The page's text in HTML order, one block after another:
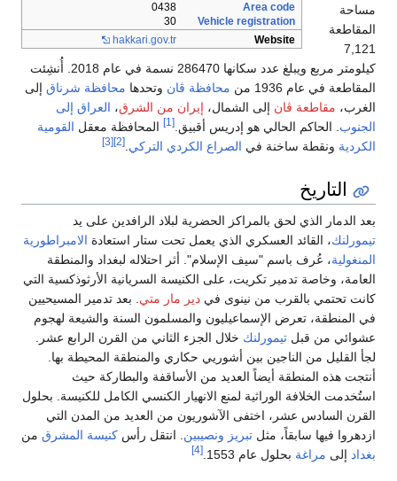
Area code
0438
Vehicle registration
30
Website
hakkari.gov.tr
مساحة
المقاطعة
7,121
كيلومتر مربع ويبلغ عدد سكانها 286470 نسمة في عام 2018. أُنشِئت
المقاطعة في عام 1936 من
محافظة ڤان وتحدها محافظة شرناق إلى
الغرب، مقاطعة ڤان إلى الشمال، إيران من الشرق، العراق إلى
الجنوب . الحاكم الحالي هو إدريس أقبيق. [1] المحافظة معقل القومية
الكردية ونقطة ساخنة في الصراع الكردي التركي [2]
[3]
التاريخ
بعد الدمار الذي لحق بالمراكز الحضرية لبلاد الرافدين على يد
تيمورلنك، القائد العسكري الذي يعمل تحت ستار استعادة الامبراطورية
المنغولية، عُرف باسم "سيف الإسلام". أثر احتلاله لبغداد والمنطقة
العامة، وخاصة تدمير تكريت، على الكنيسة السريانية الأرثوذكسية التي
كانت تحتمي بالقرب من نينوى في دير مار متي. بعد تدمير المسيحيين
في المنطقة، تعرض الإسماعيليون والمسلمون السنة والشيعة لهجوم
عشوائي من قبل تيمورلنك خلال الجزء الثاني من القرن الرابع عشر.
لجأ القليل من الناجين بين أشوريي حكاري والمنطقة المحيطة بها.
أنتجت هذه المنطقة أيضاً العديد من الأساقفة والبطاركة حيث
استُخدمت الخلافة الوراثية لمنع الانهيار الكنسي الكامل للكنيسة. بحلول
القرن السادس عشر، اختفى الآشوريون من العديد من المدن التي
ازدهروا فيها سابقاً، مثل تبريز ونصيبين. انتقل رأس كنيسة المشرق من
بغداد إلى مراغة بحلول عام 1553. [4]